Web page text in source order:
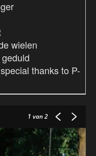
wielen
thanks to P-
1 van 2